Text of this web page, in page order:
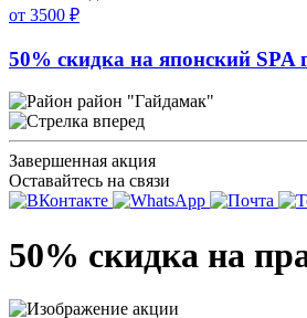
от 3500 ₽
50% скидка на японский SPA
район "Гайдамак"
Завершенная акция
Оставайтесь на связи
50% скидка на